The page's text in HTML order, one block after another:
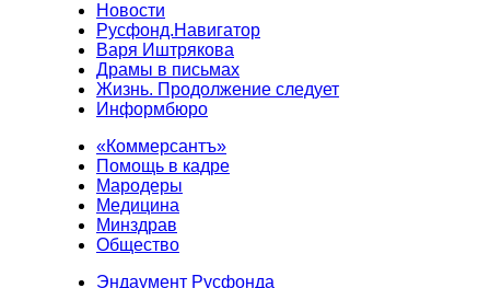
Новости
Русфонд.Навигатор
Варя Иштрякова
Драмы в письмах
Жизнь. Продолжение следует
Информбюро
«Коммерсантъ»
Помощь в кадре
Мародеры
Медицина
Минздрав
Общество
Эндаумент Русфонда